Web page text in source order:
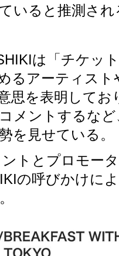
いると推測され
は「チケッ
るアーティスト
思を表明してお
メントするな
を見せている。
トとプロモー
の呼びかけに